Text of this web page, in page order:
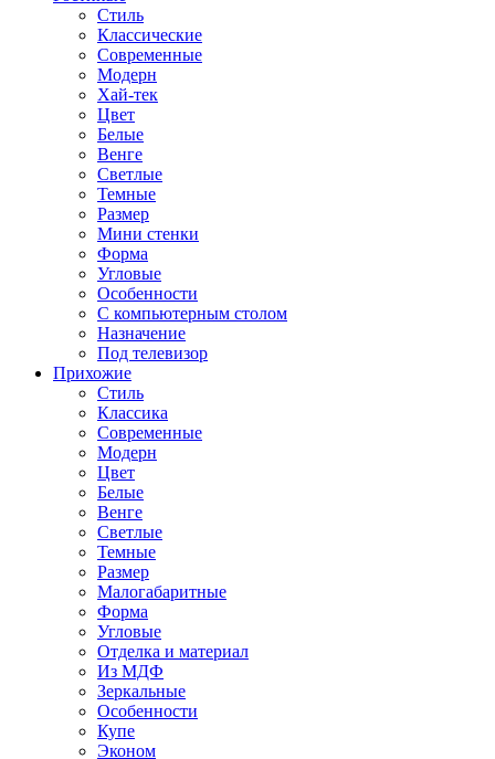
Стиль
Классические
Современные
Модерн
Хай-тек
Цвет
Белые
Венге
Светлые
Темные
Размер
Мини стенки
Форма
Угловые
Особенности
С компьютерным столом
Назначение
Под телевизор
Прихожие
Стиль
Классика
Современные
Модерн
Цвет
Белые
Венге
Светлые
Темные
Размер
Малогабаритные
Форма
Угловые
Отделка и материал
Из МДФ
Зеркальные
Особенности
Купе
Эконом